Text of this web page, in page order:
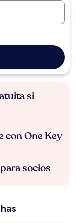
si
con One Key
socios